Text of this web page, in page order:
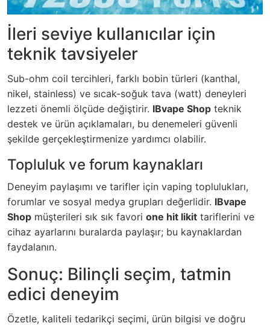
İleri seviye kullanıcılar için
teknik tavsiyeler
Sub-ohm coil tercihleri, farklı bobin türleri (kanthal,
nikel, stainless) ve sıcak-soğuk tava (watt) deneyleri
lezzeti önemli ölçüde değiştirir. IBvape Shop teknik
destek ve ürün açıklamaları, bu denemeleri güvenli
şekilde gerçekleştirmenize yardımcı olabilir.
Topluluk ve forum kaynakları
Deneyim paylaşımı ve tarifler için vaping toplulukları,
forumlar ve sosyal medya grupları değerlidir. IBvape
Shop müşterileri sık sık favori one hit likit tariflerini ve
cihaz ayarlarını buralarda paylaşır; bu kaynaklardan
faydalanın.
Sonuç: Bilinçli seçim, tatmin
edici deneyim
Özetle, kaliteli tedarikçi seçimi, ürün bilgisi ve doğru